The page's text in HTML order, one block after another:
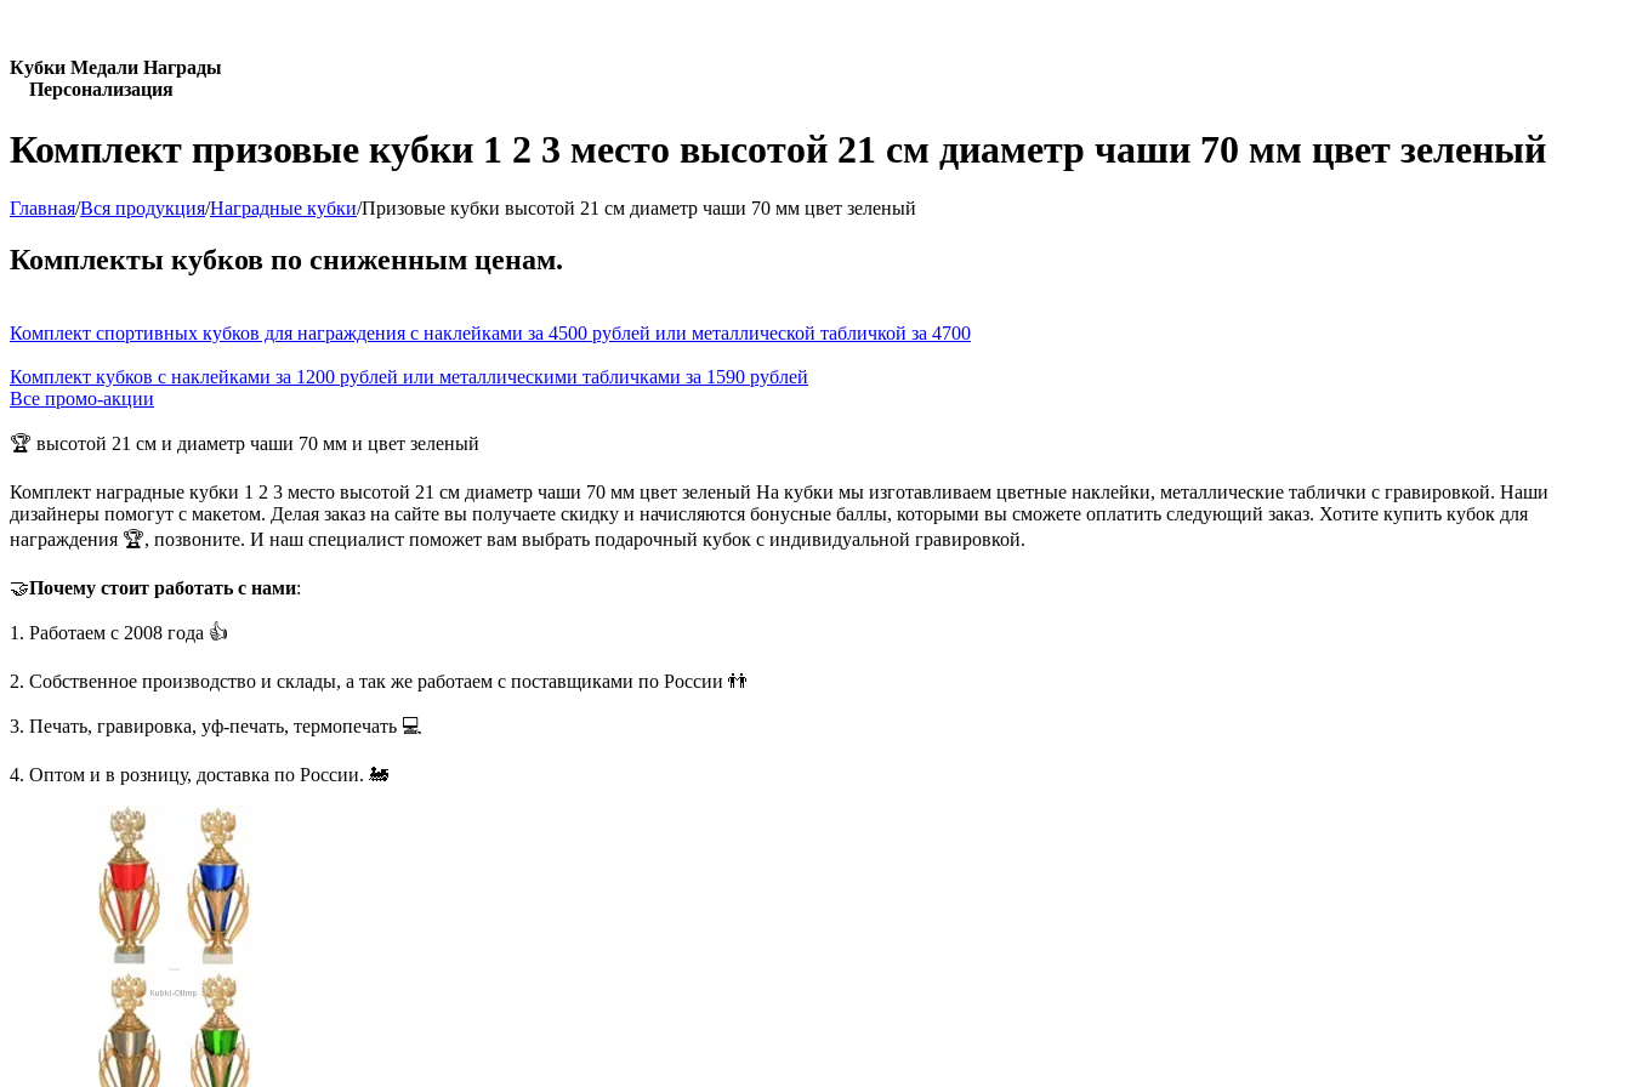
Кубки Медали Награды
Персонализация
Комплект призовые кубки 1 2 3 место высотой 21 см диаметр чаши 70 мм цвет зеленый
Главная/Вся продукция/Наградные кубки/Призовые кубки высотой 21 см диаметр чаши 70 мм цвет зеленый
Комплекты кубков по сниженным ценам.
Комплект спортивных кубков для награждения с наклейками за 4500 рублей или металлической табличкой за 4700
Комплект кубков с наклейками за 1200 рублей или металлическими табличками за 1590 рублей
Все промо-акции
🏆 высотой 21 см и диаметр чаши 70 мм и цвет зеленый
Комплект наградные кубки 1 2 3 место высотой 21 см диаметр чаши 70 мм цвет зеленый На кубки мы изготавливаем цветные наклейки, металлические таблички с гравировкой. Наши
дизайнеры помогут с макетом. Делая заказ на сайте вы получаете скидку и начисляются бонусные баллы, которыми вы сможете оплатить следующий заказ. Хотите купить кубок для
награждения 🏆, позвоните. И наш специалист поможет вам выбрать подарочный кубок с индивидуальной гравировкой.
🤝Почему стоит работать с нами:
1. Работаем с 2008 года 👍
2. Собственное производство и склады, а так же работаем с поставщиками по России 👬
3. Печать, гравировка, уф-печать, термопечать 💻
4. Оптом и в розницу, доставка по России. 🚂